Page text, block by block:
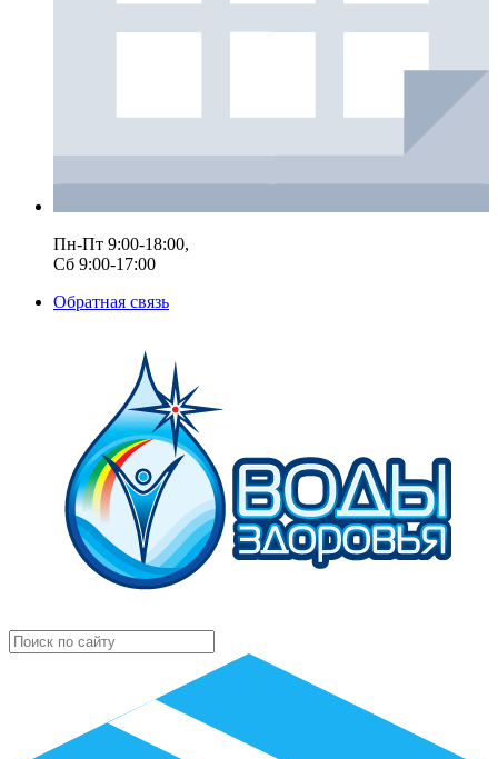
Пн-Пт 9:00-18:00,
Сб 9:00-17:00
Обратная связь